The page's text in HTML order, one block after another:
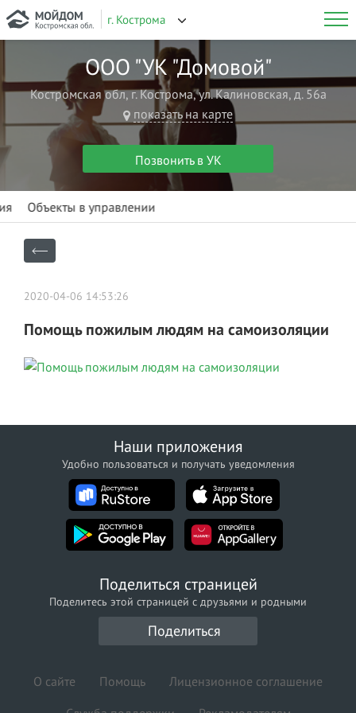
г. Кострома
ООО "УК "Домовой"
Костромская обл, г. Кострома, ул. Калиновская, д. 56а
показать на карте
Позвонить в УК
Объекты в управлении
2020-04-06 14:53:26
Помощь пожилым людям на самоизоляции
Наши приложения
Удобно пользоваться и получать уведомления
Поделиться страницей
Поделитесь этой страницей с друзьями и родными
Поделиться
О сайте Помощь
Лицензионное соглашение